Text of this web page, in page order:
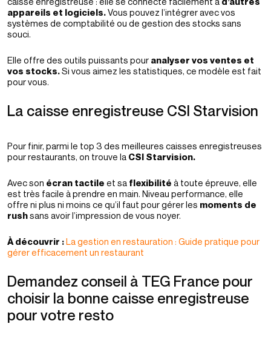
appareils et logiciels.Vous pouvez l’intégrer avec vos
systèmes de comptabilité ou de gestion des stocks sans
souci.
Elle offre des outils puissants pour analyser vos ventes et
vos stocks.Si vous aimez les statistiques, ce modèle est fait
pour vous.
La caisse enregistreuse CSI Starvision
Pour finir, parmi le top 3 des meilleures caisses enregistreuses
pour restaurants, on trouve la CSI Starvision.
Avec son écran tactile et sa flexibilité à toute épreuve, elle
est très facile à prendre en main. Niveau performance, elle
offre ni plus ni moins ce qu’il faut pour gérer les moments de
rushsans avoir l’impression de vous noyer.
À découvrir :La gestion en restauration : Guide pratique pour
gérer efficacement un restaurant
Demandez conseil à TEG France pour
choisir la bonne caisse enregistreuse
pour votre resto